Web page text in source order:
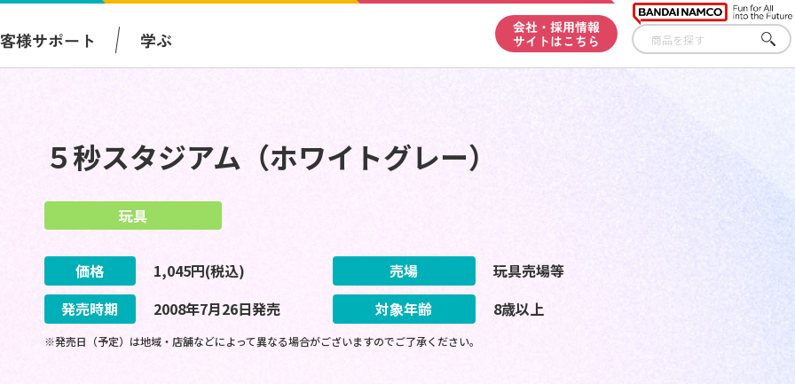
様サポート 学ぶ
会社・採用情報
サイトはこちら
さが
す
５秒スタジアム（ホワイトグレー）
玩具
価格 1,045円(税込) 売場
玩具売場等
発売時期
2008年7月26日発売 対象年齢 8歳以上
※発売日（予定）は地域・店舗などによって異なる場合がございますのでご了承ください。